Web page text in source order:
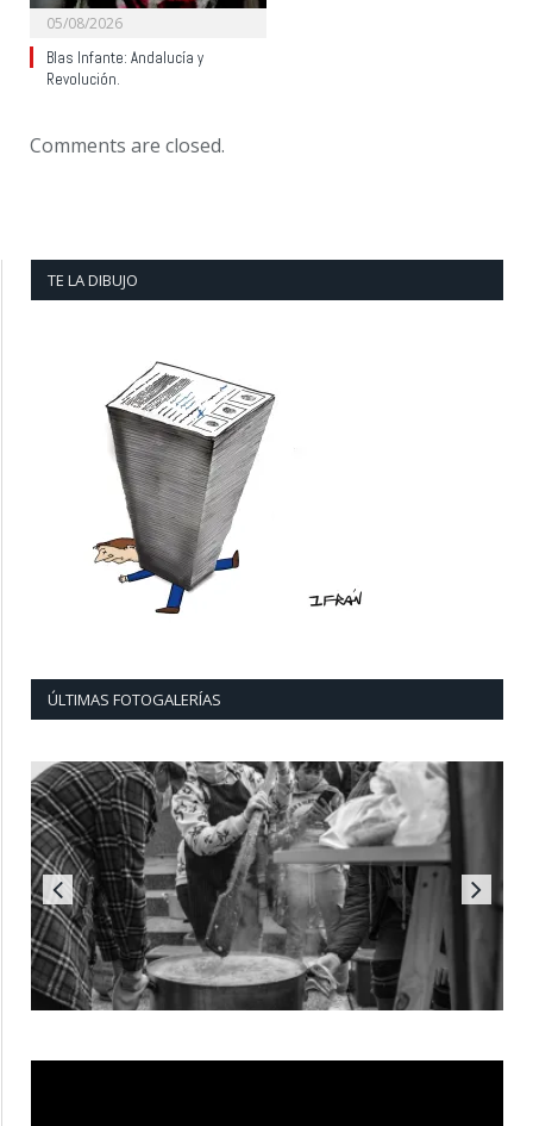
05/08/2026
Blas Infante: Andalucía y
Revolución.
Comments are closed.
TE LA DIBUJO
ÚLTIMAS FOTOGALERÍAS